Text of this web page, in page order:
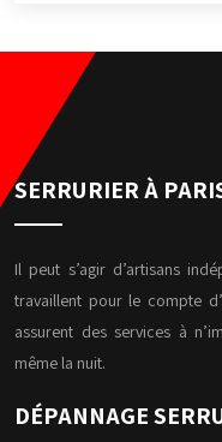
SERRURIER À
Il peut s’agir d’artisans
travaillent pour le compte
assurent des services à
même la nuit.
DÉPANNAGE